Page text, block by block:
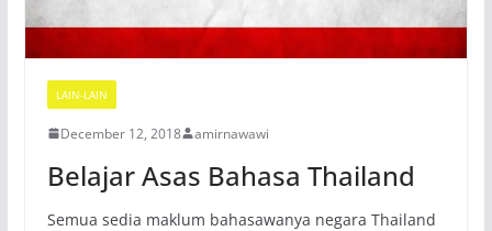
LAIN-LAIN
December 12, 2018 amirnawawi
Belajar Asas Bahasa Thailand
Semua sedia maklum bahasawanya negara Thailand